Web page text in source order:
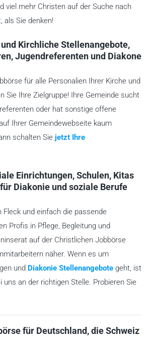
viel mehr Christen auf der Suche nach
als Sie denken!
Kirchliche Stellenangebote,
Jugendreferenten und Diakone
für alle Personalien Ihrer Kirche und
Sie Ihre Zielgruppe! Ihre Gemeinde sucht
oder hat sonstige offene
Ihrer Gemeindewebseite kaum
schalten Sie jetzt Ihre
Einrichtungen, Schulen, Kitas
Diakonie und soziale Berufe
Fleck und einfach die passende
Profis in Pflege, Begleitung und
auf der Christlichen Jobbörse
näher. Wenn es um
und Diakonie Stellenangebote geht, ist
uns an der richtigen Stelle. Probieren Sie
für Deutschland, die Schweiz